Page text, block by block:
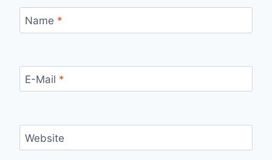
Name *
E-Mail *
Website